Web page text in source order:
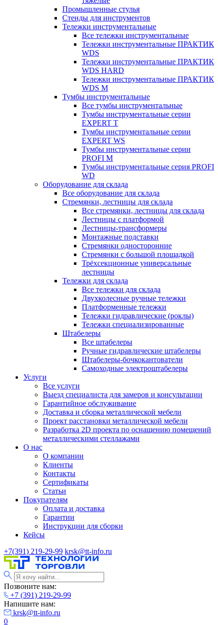
Промышленные стулья
Стенды для инструментов
Тележки инструментальные
Все тележки инструментальные
Тележки инструментальные ПРАКТИК
WDS
Тележки инструментальные ПРАКТИК
WDS HARD
Тележки инструментальные ПРАКТИК
WDS M
Тумбы инструментальные
Все тумбы инструментальные
Тумбы инструментальные серии
EXPERT T
Тумбы инструментальные серии
EXPERT WS
Тумбы инструментальные серии
PROFI M
Тумбы инструментальные серия PROFI
WD
Оборудование для склада
Все оборудование для склада
Стремянки, лестницы для склада
Все стремянки, лестницы для склада
Лестницы с платформой
Лестницы-трансформеры
Монтажные подставки
Стремянки односторонние
Стремянки с большой площадкой
Трёхсекционные универсальные
лестницы
Тележки для склада
Все тележки для склада
Двухколесные ручные тележки
Платформенные тележки
Тележки гидравлические (роклы)
Тележки специализированные
Штабелеры
Все штабелеры
Ручные гидравлические штабелеры
Штабелеры-бочкокантователи
Самоходные электроштабелеры
Услуги
Все услуги
Выезд специалиста для замеров и консультации
Гарантийное обслуживание
Доставка и сборка металлической мебели
Проект расстановки металлической мебели
Разработка 2D проекта по оснащению помещений
металлическими стеллажами
О нас
О компании
Клиенты
Контакты
Сертификаты
Статьи
Покупателям
Оплата и доставка
Гарантии
Инструкции для сборки
Кейсы
+7(391) 219-29-99 krsk@tt-info.ru
Позвоните нам:
+7 (391) 219-29-99
Напишите нам:
krsk@tt-info.ru
0